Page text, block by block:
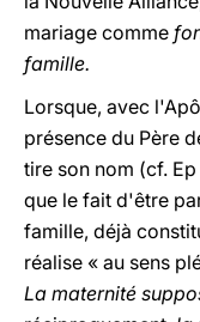
mariage comme
famille.
Lorsque, avec
présence du Père
tire son nom (cf.
que le fait d'être
famille, déjà
réalise « au sens
La maternité